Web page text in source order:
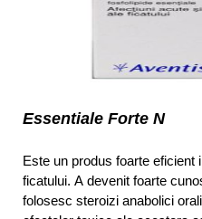
Essentiale Forte N
Este un produs foarte eficient
ficatului. A devenit foarte
folosesc steroizi anabolici